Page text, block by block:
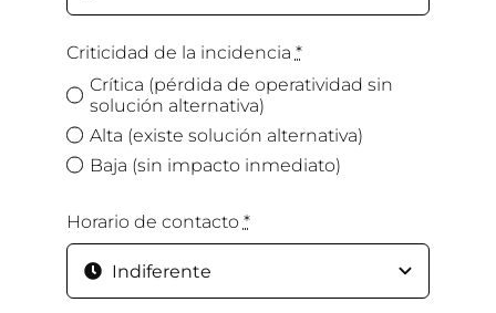
Criticidad de la incidencia *
Crítica (pérdida de operatividad sin
solución alternativa)
Alta (existe solución alternativa)
Baja (sin impacto inmediato)
Horario de contacto *